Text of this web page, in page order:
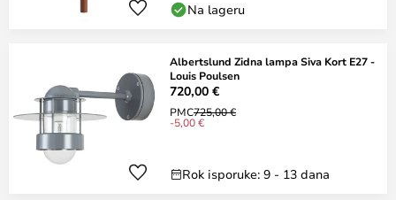
Na lageru
Albertslund Zidna lampa Siva Kort E27 -
Louis Poulsen
720,00 €
PMC725,00 €
-5,00 €
Rok isporuke: 9 - 13 dana